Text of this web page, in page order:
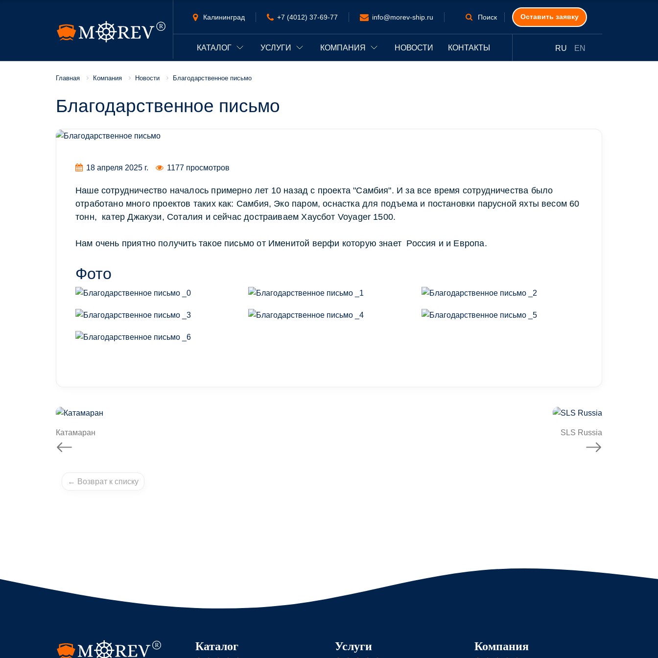
Калининград +7 (4012) 37-69-77 info@morev-ship.ru Поиск Оставить заявку
КАТАЛОГ УСЛУГИ КОМПАНИЯ НОВОСТИ КОНТАКТЫ RU EN
Главная Компания Новости Благодарственное письмо
Благодарственное письмо
18 апреля 2025 г. 1177 просмотров
Наше сотрудничество началось примерно лет 10 назад с проекта "Самбия". И за все время сотрудничества было
отработано много проектов таких как: Самбия, Эко паром, оснастка для подъема и постановки парусной яхты весом 60
тонн, катер Джакузи, Соталия и сейчас достраиваем Хаусбот Voyager 1500.
Нам очень приятно получить такое письмо от Именитой верфи которую знает Россия и и Европа.
Фото
Катамаран SLS Russia
← Возврат к списку
Каталог Услуги Компания